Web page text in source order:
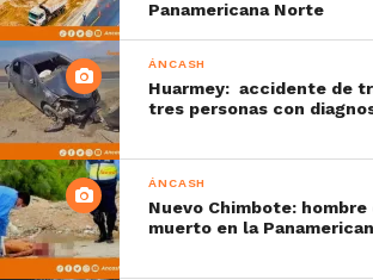
Panamericana Norte
ÁNCASH
Huarmey: accidente de
tres personas con
ÁNCASH
Nuevo Chimbote:
muerto en la